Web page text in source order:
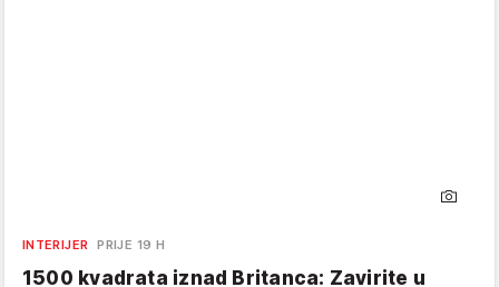
INTERIJER PRIJE 19 H
1500 kvadrata iznad Britanca: Zavirite u